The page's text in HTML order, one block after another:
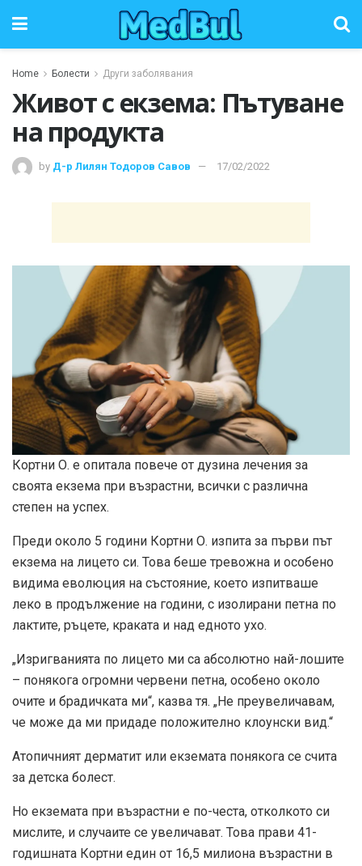
Home Болести Други заболявания
Живот с екзема: Пътуване
на продукта
by Д-р Лилян Тодоров Савов 17/02/2022
Кортни О. е опитала повече от дузина лечения за
своята екзема при възрастни, всички с различна
степен на успех.
Преди около 5 години Кортни О. изпита за първи път
екзема на лицето си. Това беше тревожна и особено
видима еволюция на състояние, което изпитваше
леко в продължение на години, с изолирани петна по
лактите, ръцете, краката и над едното ухо.
„Изригванията по лицето ми са абсолютно най-лошите
– понякога огромни червени петна, особено около
очите и брадичката ми“, казва тя. „Не преувеличавам,
че може да ми придаде положително клоунски вид.“
Атопичният дерматит или екземата понякога се счита
за детска болест.
Но екземата при възрастни е по-честа, отколкото си
мислите, и случаите се увеличават. Това прави 41-
годишната Кортни един от 16,5 милиона възрастни в